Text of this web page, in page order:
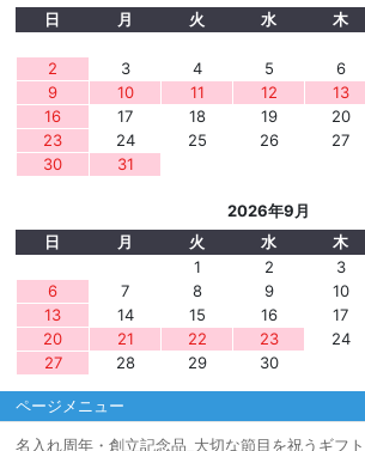
日
月 火 水 木
2
3 4 5 6
9
10 11 12 13
16
17 18 19 20
23
24 25 26 27
30
31
2026年9月
日
月 火 水 木
1
2 3
6
7 8 9 10
13
14 15 16 17
20
21 22 23 24
27
28 29 30
ページメニュー
名入れ周年・創立記念品_大切な節目を祝うギフ